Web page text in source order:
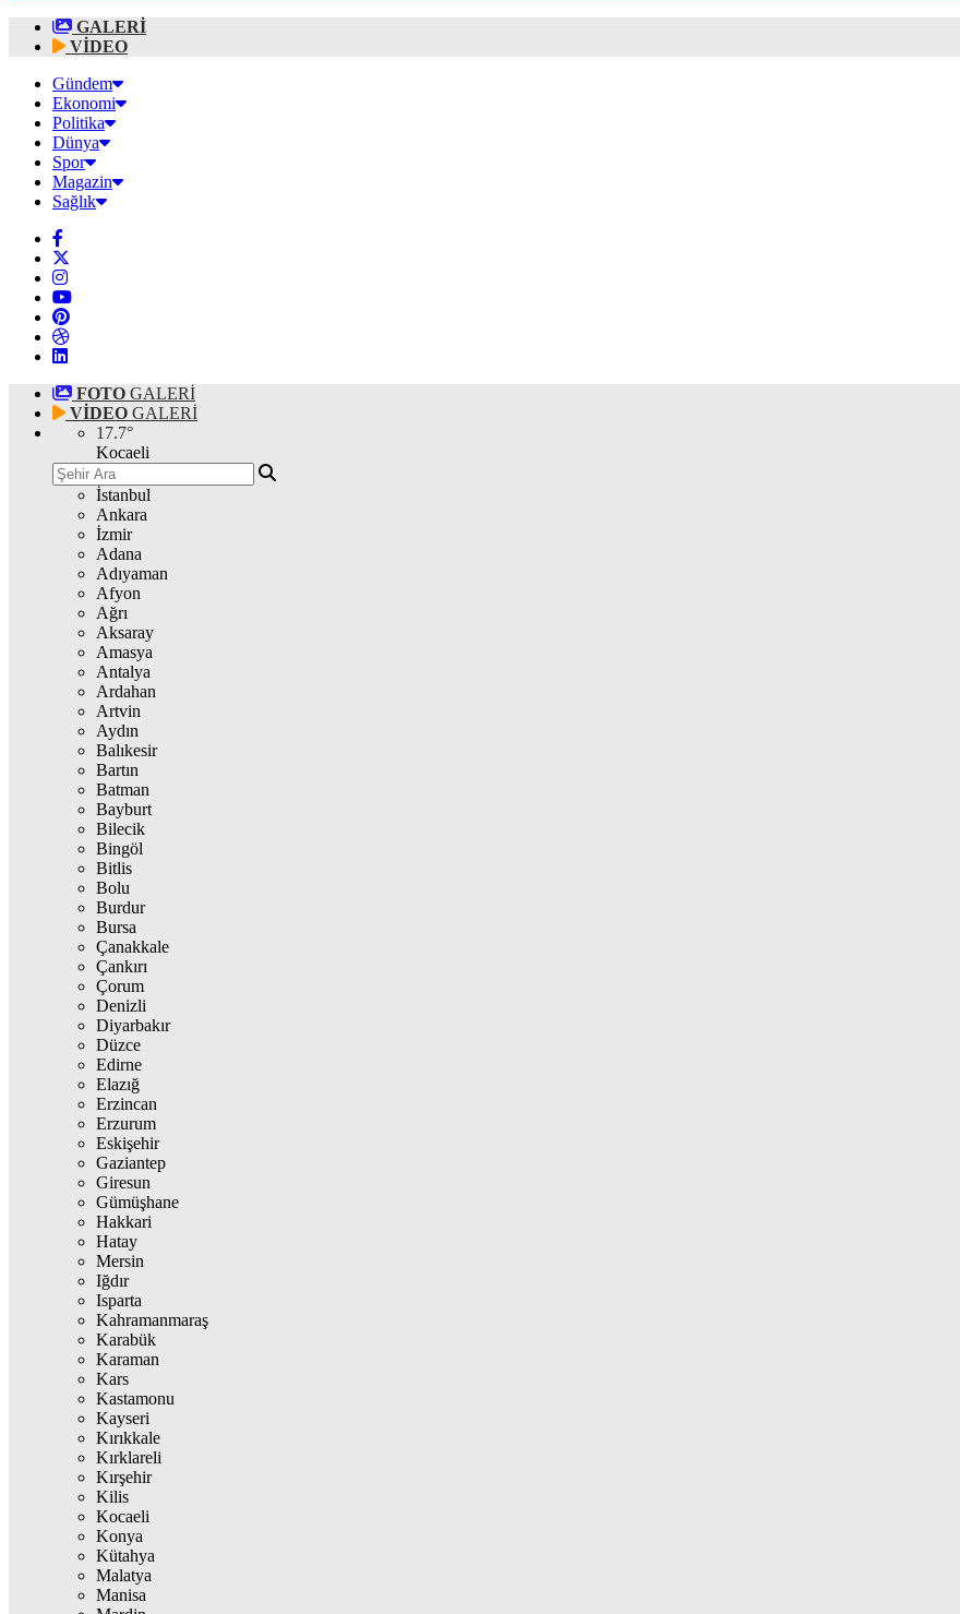
GALERİ
VİDEO
Gündem
Ekonomi
Politika
Dünya
Spor
Magazin
Sağlık
FOTO GALERİ
VİDEO GALERİ
17.7°
Kocaeli
İstanbul
Ankara
İzmir
Adana
Adıyaman
Afyon
Ağrı
Aksaray
Amasya
Antalya
Ardahan
Artvin
Aydın
Balıkesir
Bartın
Batman
Bayburt
Bilecik
Bingöl
Bitlis
Bolu
Burdur
Bursa
Çanakkale
Çankırı
Çorum
Denizli
Diyarbakır
Düzce
Edirne
Elazığ
Erzincan
Erzurum
Eskişehir
Gaziantep
Giresun
Gümüşhane
Hakkari
Hatay
Mersin
Iğdır
Isparta
Kahramanmaraş
Karabük
Karaman
Kars
Kastamonu
Kayseri
Kırıkkale
Kırklareli
Kırşehir
Kilis
Kocaeli
Konya
Kütahya
Malatya
Manisa